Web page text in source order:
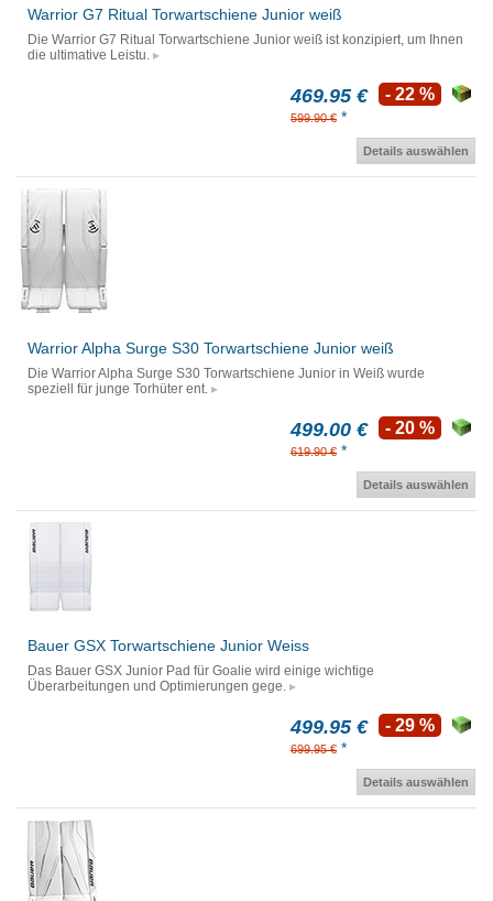
Warrior G7 Ritual Torwartschiene Junior weiß
Die Warrior G7 Ritual Torwartschiene Junior weiß ist konzipiert, um Ihnen
die ultimative Leistu.
469.95 €
599.90 € *
- 22 %
Details auswählen
Warrior Alpha Surge S30 Torwartschiene Junior weiß
Die Warrior Alpha Surge S30 Torwartschiene Junior in Weiß wurde
speziell für junge Torhüter ent.
499.00 €
619.90 € *
- 20 %
Details auswählen
Bauer GSX Torwartschiene Junior Weiss
Das Bauer GSX Junior Pad für Goalie wird einige wichtige
Überarbeitungen und Optimierungen gege.
499.95 €
699.95 € *
- 29 %
Details auswählen